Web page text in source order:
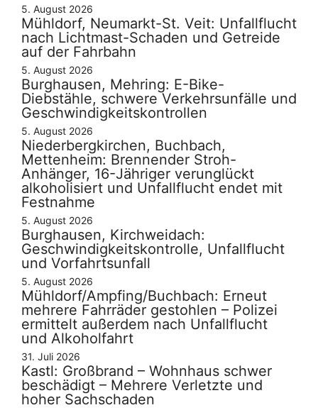
5. August 2026
Mühldorf, Neumarkt-St. Veit: Unfallflucht
nach Lichtmast-Schaden und Getreide
auf der Fahrbahn
5. August 2026
Burghausen, Mehring: E-Bike-
Diebstähle, schwere Verkehrsunfälle und
Geschwindigkeitskontrollen
5. August 2026
Niederbergkirchen, Buchbach,
Mettenheim: Brennender Stroh-
Anhänger, 16-Jähriger verunglückt
alkoholisiert und Unfallflucht endet mit
Festnahme
5. August 2026
Burghausen, Kirchweidach:
Geschwindigkeitskontrolle, Unfallflucht
und Vorfahrtsunfall
5. August 2026
Mühldorf/Ampfing/Buchbach: Erneut
mehrere Fahrräder gestohlen – Polizei
ermittelt außerdem nach Unfallflucht
und Alkoholfahrt
31. Juli 2026
Kastl: Großbrand – Wohnhaus schwer
beschädigt – Mehrere Verletzte und
hoher Sachschaden